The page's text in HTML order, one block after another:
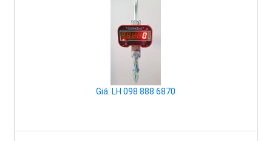
Giá: LH 098 888 6870